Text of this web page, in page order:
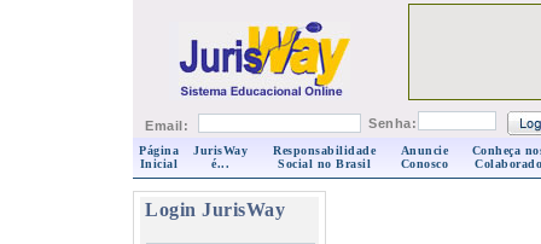
Email: Senha:
Página
Inicial
JurisWay
é...
Responsabilidade
Social no Brasil
Anuncie
Conosco
Conheça
Login JurisWay